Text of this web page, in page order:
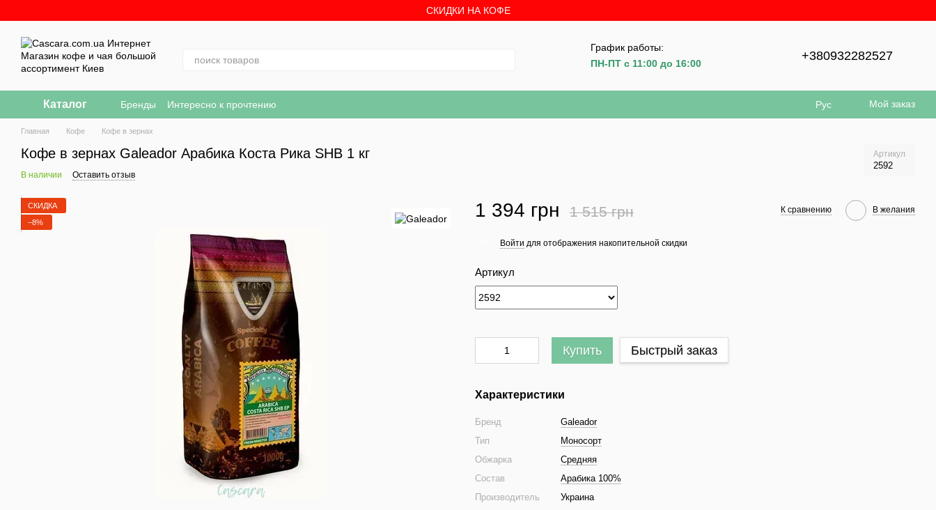
СКИДКИ НА КОФЕ
График работы:
ПН-ПТ с 11:00 до 16:00
+380932282527
Каталог Бренды Интересно к прочтению Рус Мой заказ
Главная Кофе Кофе в зернах
Кофе в зернах Galeador Арабика Коста Рика SHB 1 кг Артикул
2592
В наличии Оставить отзыв
СКИДКА
−8%
1 394 грн 1 515 грн К сравнению В желания
Войти для отображения накопительной скидки
Артикул
Купить Быстрый заказ
Характеристики
Бренд
Galeador
Тип
Моносорт
Обжарка
Средняя
Состав
Арабика 100%
Производитель
Украина